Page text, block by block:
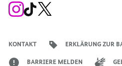
Zum
Instagram-
Zum
TikTok-
KONTAKT ERKLÄRUNG ZUR
BARRIERE MELDEN